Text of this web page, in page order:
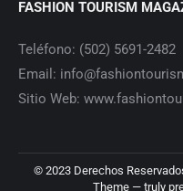
FASHION TOURISM
Teléfono: (502) 5691-2482
Email:
Sitio Web:
© 2023 Derechos
Theme — truly